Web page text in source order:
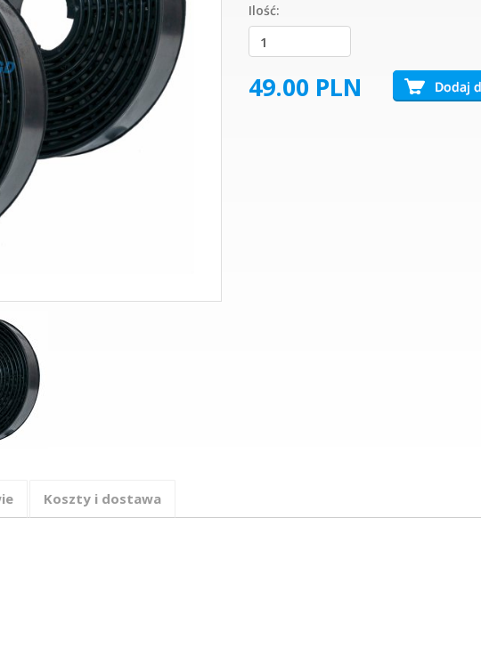
Ilość:
49.00 PLN
Koszty i dostawa